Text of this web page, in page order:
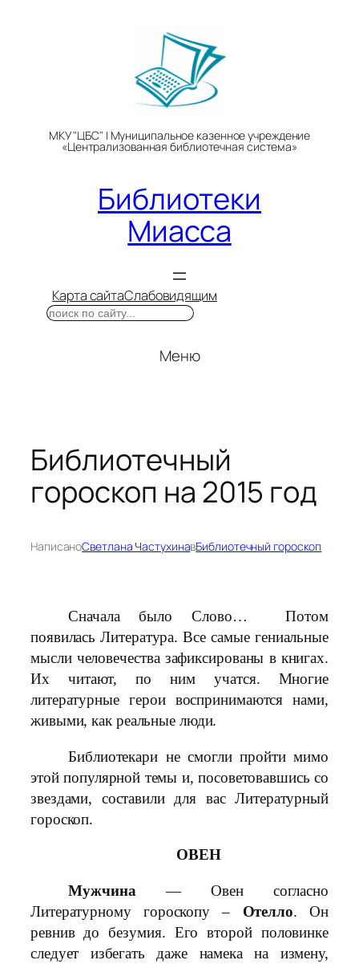
МКУ "ЦБС" | Муниципальное казенное учреждение
«Централизованная библиотечная система»
Библиотеки
Миасса
Карта сайтаСлабовидящим
Поиск
Меню
Библиотечный
гороскоп на 2015 год
НаписаноСветлана ЧастухинавБиблиотечный гороскоп
Сначала было Слово… Потом
появилась Литература. Все самые гениальные
мысли человечества зафиксированы в книгах.
Их читают, по ним учатся. Многие
литературные герои воспринимаются нами,
живыми, как реальные люди.
Библиотекари не смогли пройти мимо
этой популярной темы и, посоветовавшись со
звездами, составили для вас Литературный
гороскоп.
ОВЕН
Мужчина — Овен согласно
Литературному гороскопу – Отелло. Он
ревнив до безумия. Его второй половинке
следует избегать даже намека на измену,